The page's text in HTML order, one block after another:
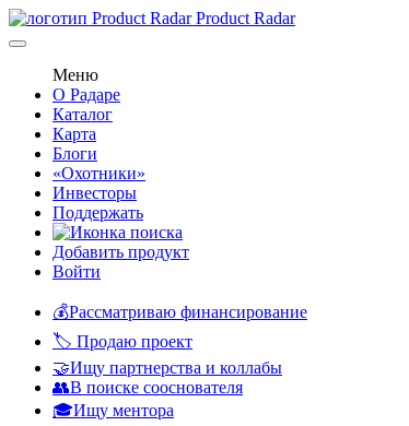
Product Radar
Меню
О Радаре
Каталог
Карта
Блоги
«Охотники»
Инвесторы
Поддержать
Добавить продукт
Войти
💰Рассматриваю финансирование
🏷️ Продаю проект
🤝Ищу партнерства и коллабы
👥В поиске сооснователя
🎓Ищу ментора